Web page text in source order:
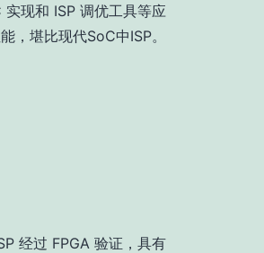
现和 ISP 调优工具等应
，堪比现代SoC中ISP。
经过 FPGA 验证，具有